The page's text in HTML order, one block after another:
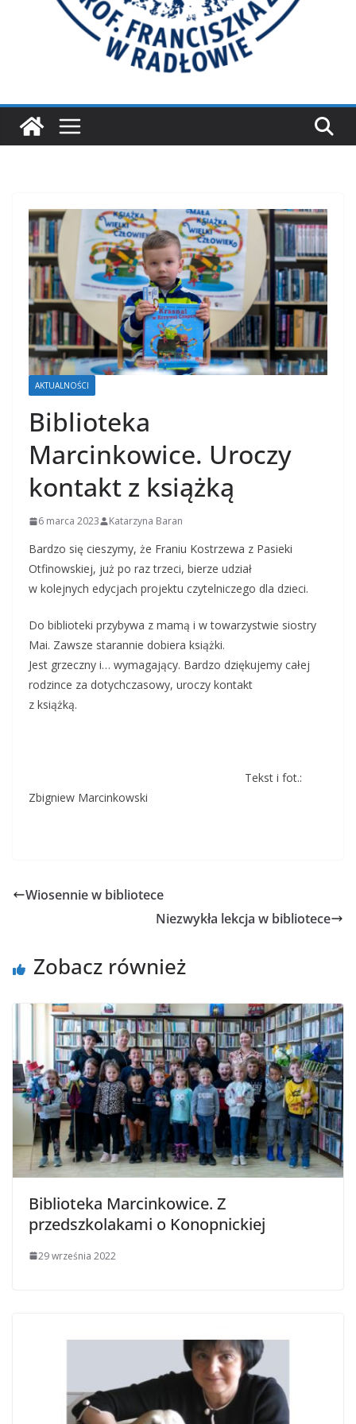
AKTUALNOŚCI
Biblioteka
Marcinkowice. Uroczy
kontakt z książką
6 marca 2023 Katarzyna Baran
Bardzo się cieszymy, że Franiu Kostrzewa z Pasieki
Otfinowskiej, już po raz trzeci, bierze udział
w kolejnych edycjach projektu czytelniczego dla dzieci.
Do biblioteki przybywa z mamą i w towarzystwie siostry
Mai. Zawsze starannie dobiera książki.
Jest grzeczny i… wymagający. Bardzo dziękujemy całej
rodzince za dotychczasowy, uroczy kontakt
z książką.
Tekst i fot.:
Zbigniew Marcinkowski
Wiosennie w bibliotece
Niezwykła lekcja w bibliotece
Zobacz również
Biblioteka Marcinkowice. Z
przedszkolakami o Konopnickiej
29 września 2022